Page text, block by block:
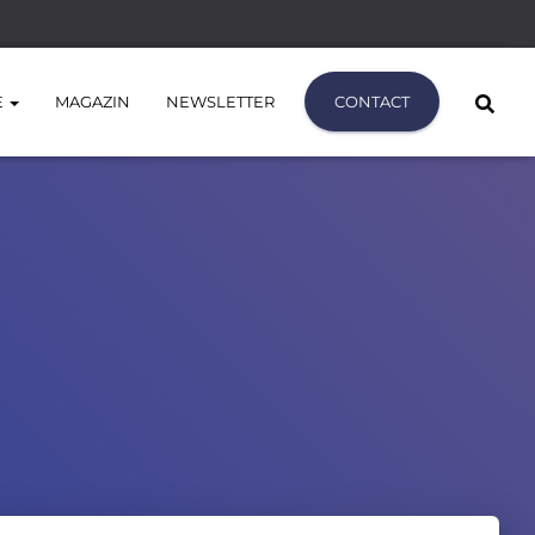
MAGAZIN NEWSLETTER CONTACT